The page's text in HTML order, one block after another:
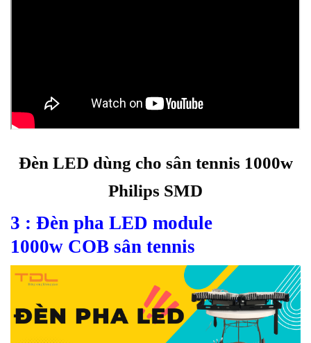
Đèn LED dùng cho sân tennis 1000w
Philips SMD
3 : Đèn pha LED module
1000w COB sân tennis